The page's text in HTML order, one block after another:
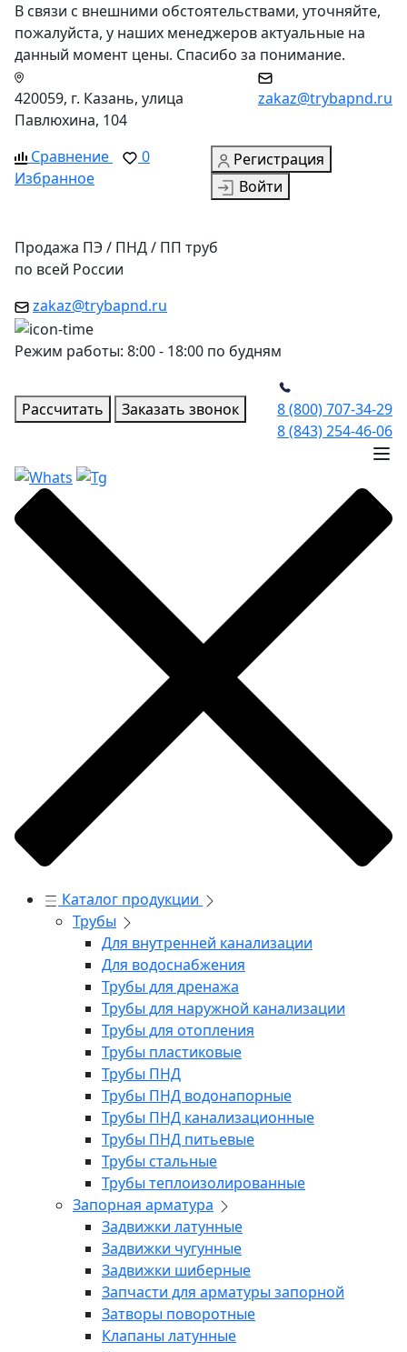
В связи с внешними обстоятельствами, уточняйте,
пожалуйста, у наших менеджеров актуальные на
данный момент цены. Спасибо за понимание.
420059, г. Казань, улица
Павлюхина, 104
zakaz@trybapnd.ru
Сравнение
0
Избранное
Регистрация
Войти
Продажа ПЭ / ПНД / ПП труб
по всей России
zakaz@trybapnd.ru
Режим работы: 8:00 - 18:00 по будням
Рассчитать Заказать звонок
8 (800) 707-34-29
8 (843) 254-46-06
Каталог продукции
Трубы
Для внутренней канализации
Для водоснабжения
Трубы для дренажа
Трубы для наружной канализации
Трубы для отопления
Трубы пластиковые
Трубы ПНД
Трубы ПНД водонапорные
Трубы ПНД канализационные
Трубы ПНД питьевые
Трубы стальные
Трубы теплоизолированные
Запорная арматура
Задвижки латунные
Задвижки чугунные
Задвижки шиберные
Запчасти для арматуры запорной
Затворы поворотные
Клапаны латунные